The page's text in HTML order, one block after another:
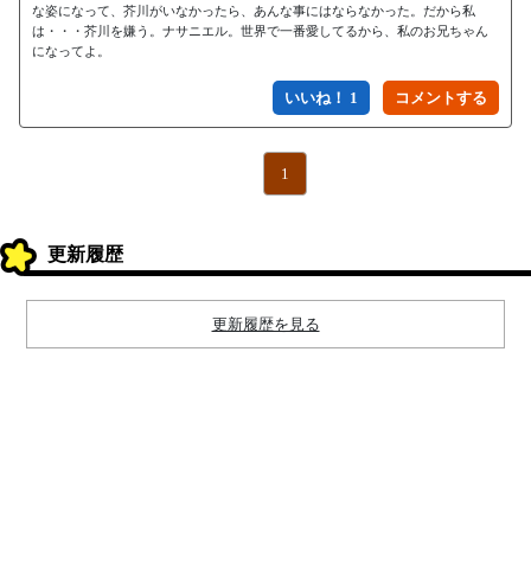
な姿になって、芥川がいなかったら、あんな事にはならなかった。だから私
は・・・芥川を嫌う。ナサニエル。世界で一番愛してるから、私のお兄ちゃん
になってよ。
いいね！ 1
1
更新履歴
更新履歴を見る